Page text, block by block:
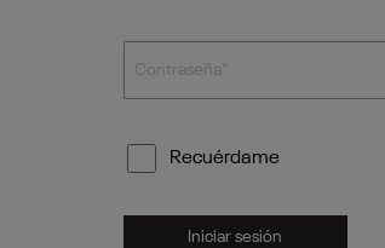
Recuérdame
Iniciar sesión